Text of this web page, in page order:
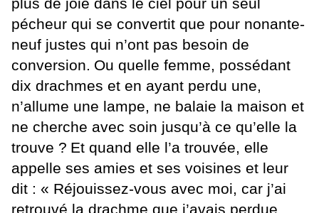
plus de joie dans le ciel pour un seul
pécheur qui se convertit que pour nonante-
neuf justes qui n’ont pas besoin de
conversion. Ou quelle femme, possédant
dix drachmes et en ayant perdu une,
n’allume une lampe, ne balaie la maison et
ne cherche avec soin jusqu’à ce qu’elle la
trouve ? Et quand elle l’a trouvée, elle
appelle ses amies et ses voisines et leur
dit : « Réjouissez-vous avec moi, car j’ai
retrouvé la drachme que j’avais perdue